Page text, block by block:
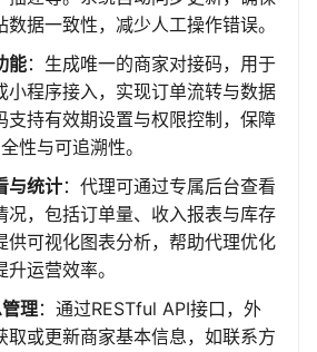
据一致性，减少人工操作错误。
能：生成唯一的商家对接码，用于
小程序接入，实现订单流转与数据
支持有效期设置与权限控制，保障
性与可追溯性。
与统计：代理可通过专属后台查看
况，包括订单量、收入报表与库存
供可视化图表分析，帮助代理优化
运营效率。
理：通过RESTful API接口，外
取或更新商家基本信息，如联系方